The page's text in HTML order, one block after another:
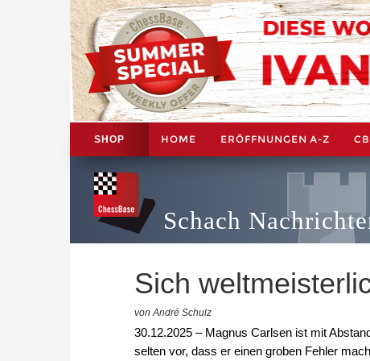
SHOP HOME ERÖFFNUNGEN A-Z
Schach
Sich
von André Schulz
30.12.2025 – Magnus Carlsen ist mit
selten vor, dass er einen groben Fehler